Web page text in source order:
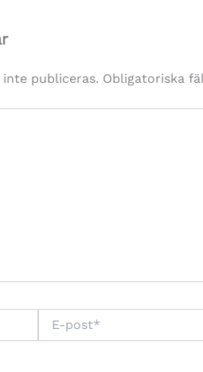
publiceras. Obligatoriska
post*